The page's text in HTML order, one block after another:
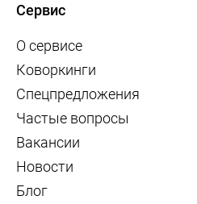
Сервис
О сервисе
Коворкинги
Спецпредложения
Частые вопросы
Вакансии
Новости
Блог